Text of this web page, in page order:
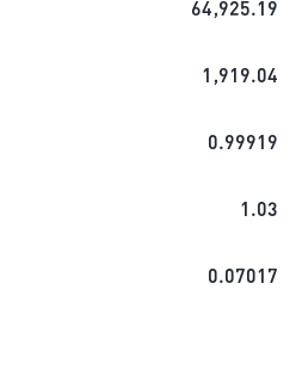
64,925.19
1,919.04
0.99919
1.03
0.07017